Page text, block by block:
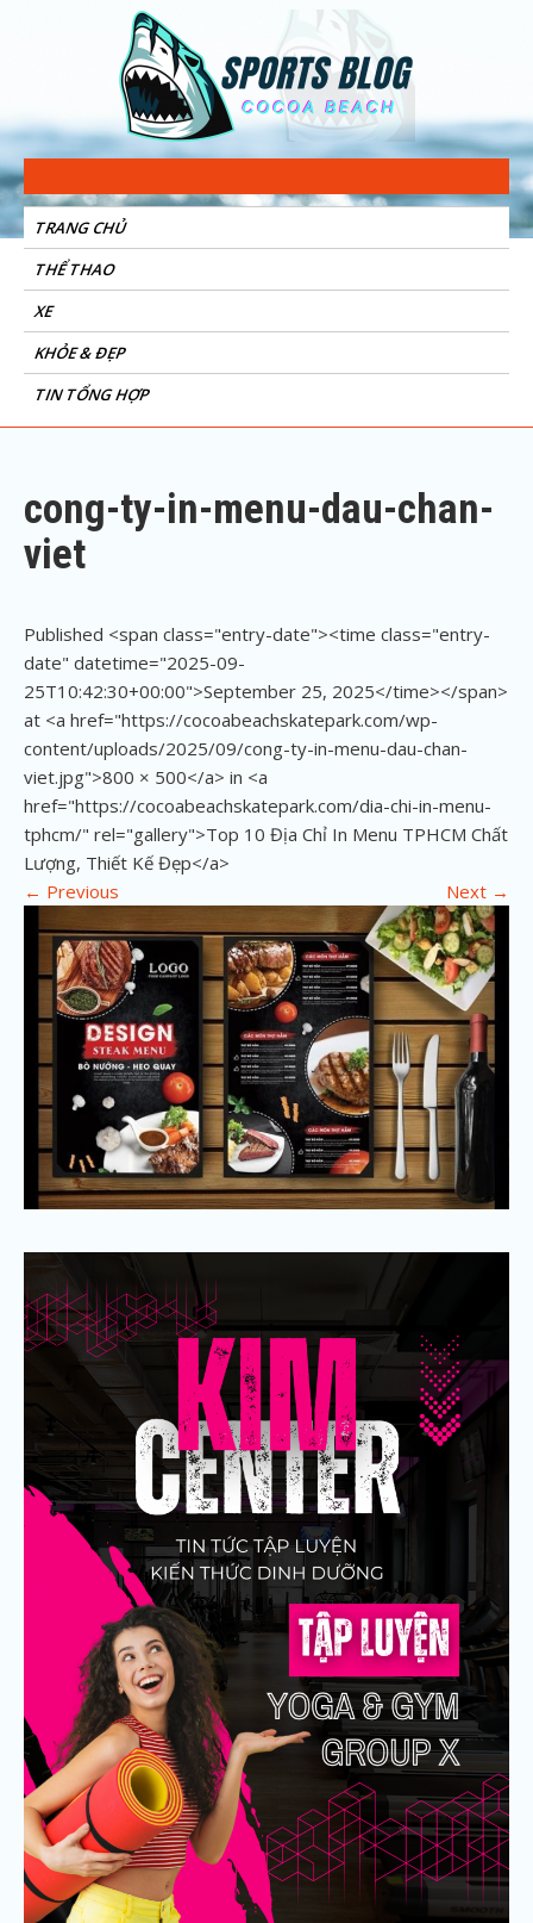
Sports Blog
Cocoa Beach
TRANG CHỦ
THỂ THAO
XE
KHỎE & ĐẸP
TIN TỔNG HỢP
cong-ty-in-menu-dau-chan-
viet
Published <span class="entry-date"><time class="entry-
date" datetime="2025-09-
25T10:42:30+00:00">September 25, 2025</time></span>
at <a href="https://cocoabeachskatepark.com/wp-
content/uploads/2025/09/cong-ty-in-menu-dau-chan-
viet.jpg">800 × 500</a> in <a
href="https://cocoabeachskatepark.com/dia-chi-in-menu-
tphcm/" rel="gallery">Top 10 Địa Chỉ In Menu TPHCM Chất
Lượng, Thiết Kế Đẹp</a>
← Previous Next →